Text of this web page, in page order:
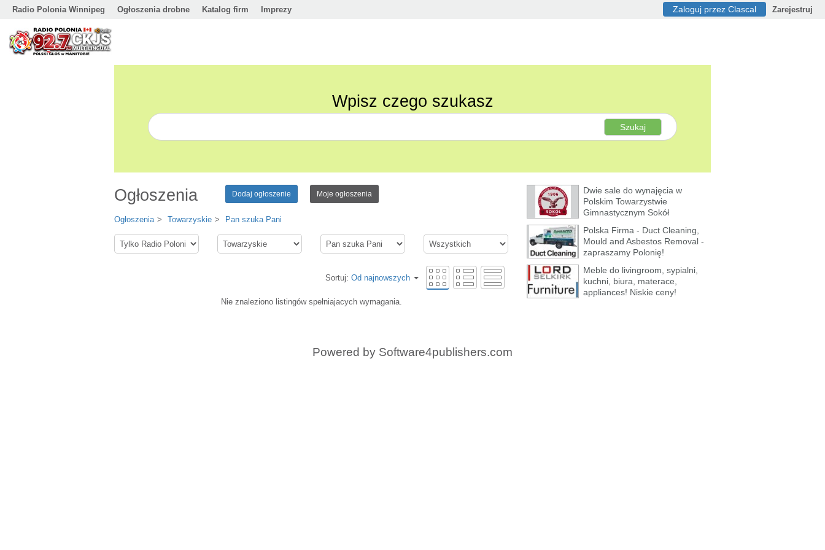
Radio Polonia Winnipeg Ogłoszenia drobne Katalog firm Imprezy Zaloguj przez Clascal Zarejestruj
Wpisz czego szukasz
Szukaj
Dwie sale do wynajęcia w
Polskim Towarzystwie
Gimnastycznym Sokół
Polska Firma - Duct Cleaning,
Mould and Asbestos Removal -
zapraszamy Polonię!
Meble do livingroom, sypialni,
kuchni, biura, materace,
appliances! Niskie ceny!
Ogłoszenia Dodaj ogłoszenie Moje ogłoszenia
Ogłoszenia Towarzyskie Pan szuka Pani
Sortuj: Od najnowszych
Nie znaleziono listingów spełniajacych wymagania.
Powered by Software4publishers.com